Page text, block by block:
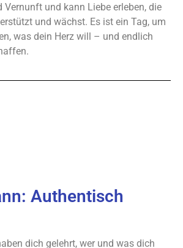
Vernunft und kann Liebe erleben, die
und wächst. Es ist ein Tag, um
was dein Herz will – und endlich
Authentisch
dich gelehrt, wer und was dich